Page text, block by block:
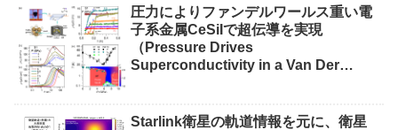
圧力によりファンデルワールス重い電
子系金属CeSiIで超伝導を実現
（Pressure Drives
Superconductivity in a Van Der
Starlink衛星の軌道情報を元に、衛星